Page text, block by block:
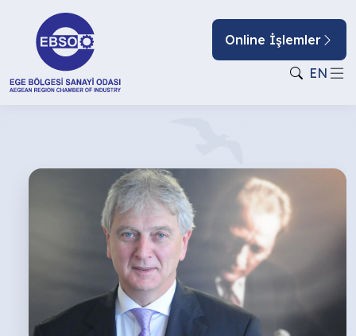
Online İşlemler
EN
GİRERKEN